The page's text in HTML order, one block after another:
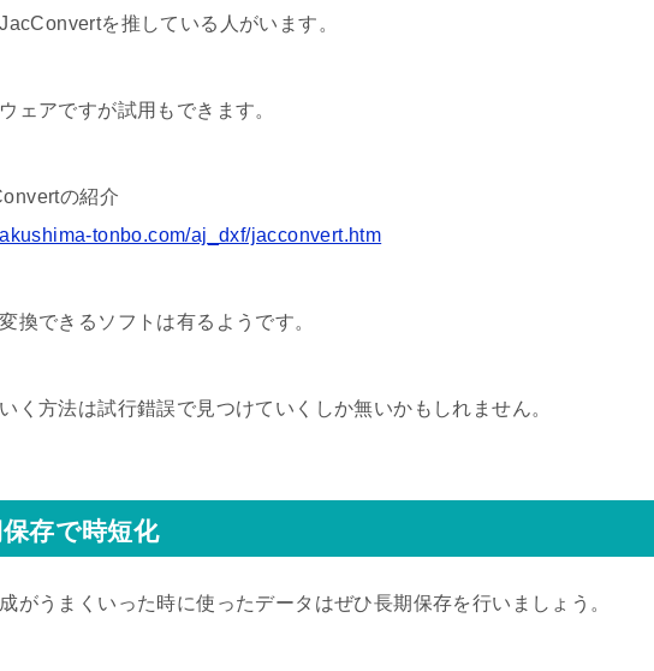
を推している人がいます。
ェアですが試用もできます。
の紹介
tonbo.com/aj_dxf/jacconvert.htm
換できるソフトは有るようです。
く方法は試行錯誤で見つけていくしか無いかもしれません。
存で時短化
がうまくいった時に使ったデータはぜひ長期保存を行いましょう。